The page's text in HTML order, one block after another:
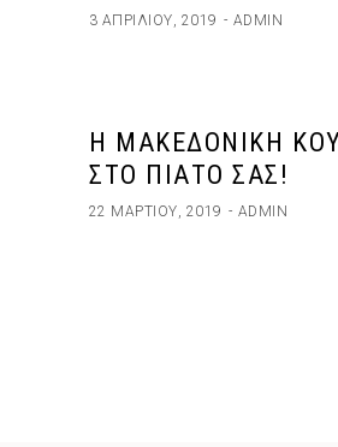
3 ΑΠΡΙΛΊΟΥ, 2019 ADMIN
Η ΜΑΚΕΔΟΝΙΚΉ
ΣΤΟ ΠΙΆΤΟ ΣΑΣ!
22 ΜΑΡΤΊΟΥ, 2019 ADMIN